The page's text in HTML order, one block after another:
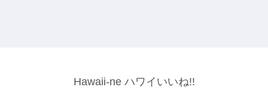
Hawaii-ne ハワイいいね!!